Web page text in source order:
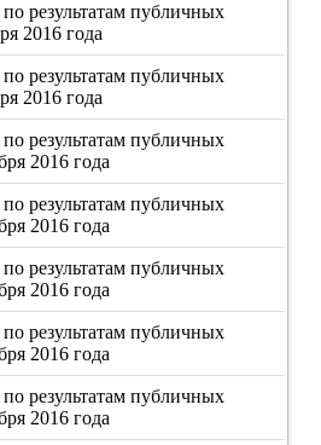
результатам публичных
2016 года
результатам публичных
2016 года
результатам публичных
2016 года
результатам публичных
2016 года
результатам публичных
2016 года
результатам публичных
2016 года
результатам публичных
2016 года